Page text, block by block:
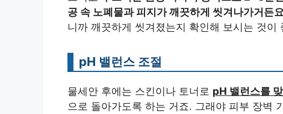
공 속 노폐물과 피지가 깨끗하게 씻겨나가거든
니까 깨끗하게 씻겨졌는지 확인해 보시는 것이
pH 밸런스 조절
물세안 후에는 스킨이나 토너로 pH 밸런스를
으로 돌아가도록 하는 거죠. 그래야 피부 장벽